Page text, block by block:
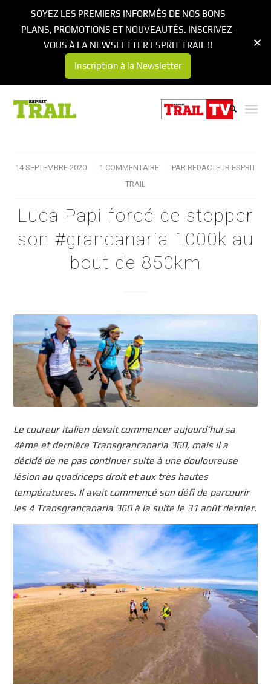
14 SEPTEMBRE 2020
/ 1 COMMENTAIRE
/ PAR REDACTEUR ESPRIT
TRAIL
Luca Papi forcé de stopper
son #grancanaria 1000k au
bout de 850km
Le coureur italien devait commencer aujourd’hui sa
4ème et dernière Transgrancanaria 360, mais il a
décidé de ne pas continuer suite à une douloureuse
lésion au quadriceps droit et aux très hautes
températures. Il avait commencé son défi de parcourir
les 4 Transgrancanaria 360 à la suite le 31 août dernier.
SOYEZ LES PREMIERS INFORMÉS DE NOS BONS
PLANS, PROMOTIONS ET NOUVEAUTÉS. INSCRIVEZ-
VOUS À LA NEWSLETTER ESPRIT TRAIL !!
Inscription à la Newsletter